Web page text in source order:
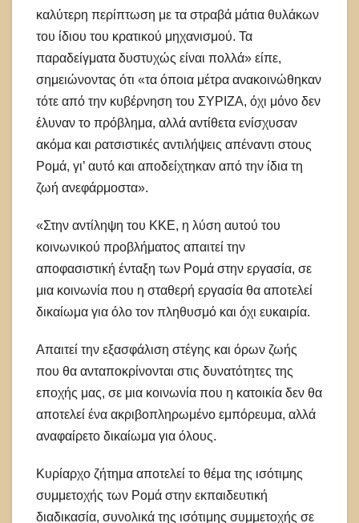
καλύτερη περίπτωση με τα στραβά μάτια θυλάκων
του ίδιου του κρατικού μηχανισμού. Τα
παραδείγματα δυστυχώς είναι πολλά» είπε,
σημειώνοντας ότι «τα όποια μέτρα ανακοινώθηκαν
τότε από την κυβέρνηση του ΣΥΡΙΖΑ, όχι μόνο δεν
έλυναν το πρόβλημα, αλλά αντίθετα ενίσχυσαν
ακόμα και ρατσιστικές αντιλήψεις απέναντι στους
Ρομά, γι’ αυτό και αποδείχτηκαν από την ίδια τη
ζωή ανεφάρμοστα».
«Στην αντίληψη του ΚΚΕ, η λύση αυτού του
κοινωνικού προβλήματος απαιτεί την
αποφασιστική ένταξη των Ρομά στην εργασία, σε
μια κοινωνία που η σταθερή εργασία θα αποτελεί
δικαίωμα για όλο τον πληθυσμό και όχι ευκαιρία.
Απαιτεί την εξασφάλιση στέγης και όρων ζωής
που θα ανταποκρίνονται στις δυνατότητες της
εποχής μας, σε μια κοινωνία που η κατοικία δεν θα
αποτελεί ένα ακριβοπληρωμένο εμπόρευμα, αλλά
αναφαίρετο δικαίωμα για όλους.
Κυρίαρχο ζήτημα αποτελεί το θέμα της ισότιμης
συμμετοχής των Ρομά στην εκπαιδευτική
διαδικασία, συνολικά της ισότιμης συμμετοχής σε